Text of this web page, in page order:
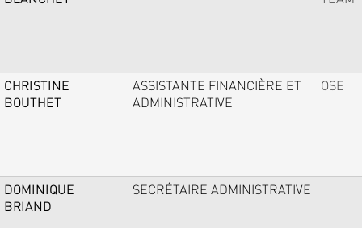
CHRISTINE
BOUTHET
ASSISTANTE FINANCIÈRE ET
ADMINISTRATIVE
OSE
DOMINIQUE
BRIAND
SECRÉTAIRE ADMINISTRATIVE